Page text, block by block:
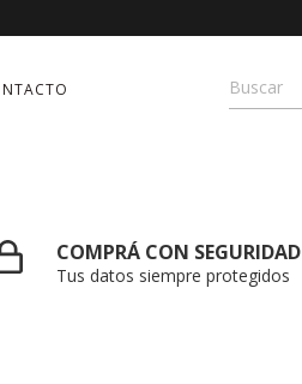
COMPRÁ CON SEGURIDAD
Tus datos siempre protegidos